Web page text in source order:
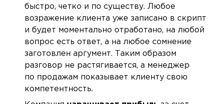
быстро, четко и по существу. Любое
возражение клиента уже записано в скрипт
и будет моментально отработано, на любой
вопрос есть ответ, а на любое сомнение
заготовлен аргумент. Таким образом
разговор не растягивается, а менеджер
по продажам показывает клиенту свою
компетентность.